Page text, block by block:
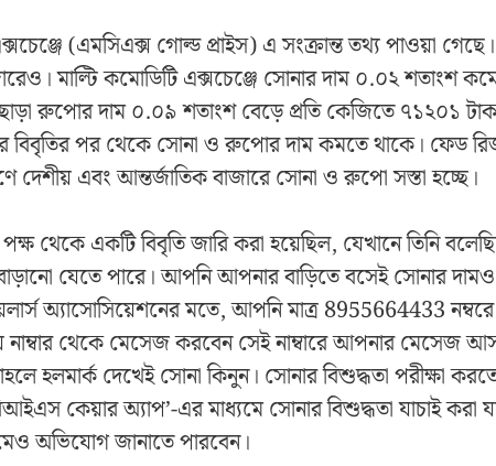
(এমসিএক্স গোল্ড প্রাইস) এ সংক্রান্ত তথ্য পাওয়া গেছে।
মাল্টি কমোডিটি এক্সচেঞ্জে সোনার দাম ০.০২ শতাংশ
রুপোর দাম ০.০৯ শতাংশ বেড়ে প্রতি কেজিতে ৭১২০১ টাকা
বিবৃতির পর থেকে সোনা ও রুপোর দাম কমতে থাকে। ফেড
দেশীয় এবং আন্তর্জাতিক বাজারে সোনা ও রুপো সস্তা হচ্ছে।
থেকে একটি বিবৃতি জারি করা হয়েছিল, যেখানে তিনি
যেতে পারে। আপনি আপনার বাড়িতে বসেই সোনার দামও
অ্যাসোসিয়েশনের মতে, আপনি মাত্র 8955664433
থেকে মেসেজ করবেন সেই নাম্বারে আপনার মেসেজ
হলমার্ক দেখেই সোনা কিনুন। সোনার বিশুদ্ধতা পরীক্ষা
কেয়ার অ্যাপ’-এর মাধ্যমে সোনার বিশুদ্ধতা যাচাই
অভিযোগ জানাতে পারবেন।